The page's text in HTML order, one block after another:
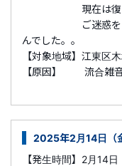
現在は復旧し
ご迷惑をお掛け
んでした。。
【対象地域】江東区
【原因】 流合雑
2025年2月14日（
【発生時間】2月14